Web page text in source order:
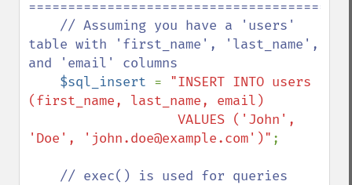
table with 'first_name', 'last_name',
and 'email' columns
$sql_insert = "INSERT INTO users
(first_name, last_name, email)
'Doe', 'john.doe@example.com')" ;
// exec() is used for queries